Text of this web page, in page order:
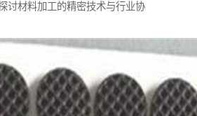
讨材料加工的精密技术与行业协